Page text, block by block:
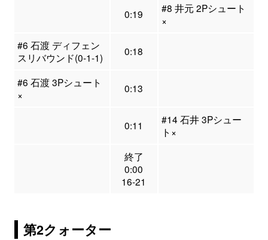
0:19
#8 井元 2Pシュート
×
#6 石渡 ディフェン
スリバウンド(0-1-1)
0:18
#6 石渡 3Pシュート
×
0:13
0:11
#14 石井 3Pシュー
ト×
終了
0:00
16-21
第2クォーター